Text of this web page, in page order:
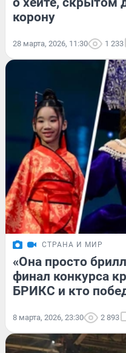
корону
28 марта, 2026, 11:30 1 233
СТРАНА И МИР
«Она просто
финал конкурса
БРИКС и кто
8 марта, 2026, 23:30 2 893